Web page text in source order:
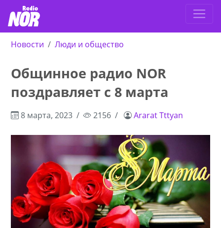
Новости Люди и общество
Общинное радио NOR
поздравляет с 8 марта
8 марта, 2023 2156 Ararat Tttyan